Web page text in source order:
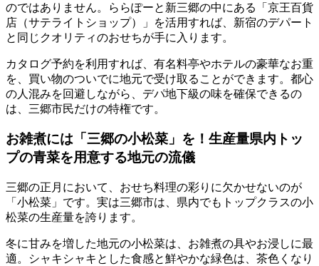
のではありません。ららぽーと新三郷の中にある「京王百貨
店（サテライトショップ）」を活用すれば、新宿のデパート
と同じクオリティのおせちが手に入ります。
カタログ予約を利用すれば、 有名料亭やホテルの豪華なお重
を、買い物のついでに地元で受け取る ことができます。都心
の人混みを回避しながら、デパ地下級の味を確保できるの
は、三郷市民だけの特権です。
お雑煮には「三郷の小松菜」を！生産量県内トッ
プの青菜を用意する地元の流儀
三郷の正月において、おせち料理の彩りに欠かせないのが
「小松菜」です。実は三郷市は、県内でもトップクラスの小
松菜の生産量を誇ります。
冬に甘みを増した地元の小松菜は、お雑煮の具やお浸しに最
適。
シャキシャキとした食感と鮮やかな緑色は、茶色くなり